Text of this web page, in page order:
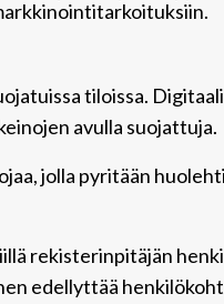
tiloissa.
avulla suojattuja.
jolla pyritään
rekisterinpitäjän
edellyttää